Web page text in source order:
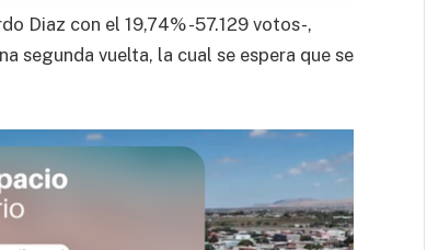
Diaz con el 19,74% -57.129 votos-,
segunda vuelta, la cual se espera que se